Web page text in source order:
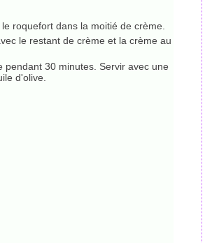
roquefort dans la moitié de crème.
le restant de crème et la crème au
30 minutes. Servir avec une
d'olive.